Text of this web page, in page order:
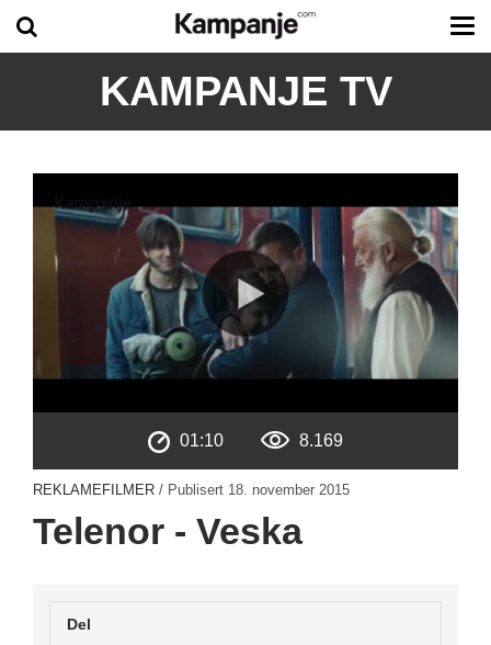
KAMPANJE TV
01:10 8.169
REKLAMEFILMER / Publisert 18. november 2015
Telenor - Veska
Del